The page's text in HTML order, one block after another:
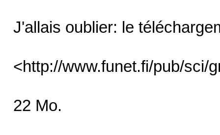
J'allais oublier: le
<http://www.funet.fi/pub/sci/
22 Mo.